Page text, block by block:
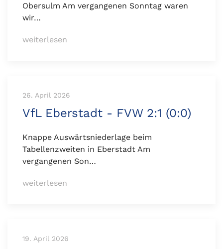
Obersulm Am vergangenen Sonntag waren
wir…
weiterlesen
26. April 2026
VfL Eberstadt - FVW 2:1 (0:0)
Knappe Auswärtsniederlage beim
Tabellenzweiten in Eberstadt Am
vergangenen Son…
weiterlesen
19. April 2026